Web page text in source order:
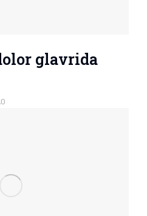
glavrida